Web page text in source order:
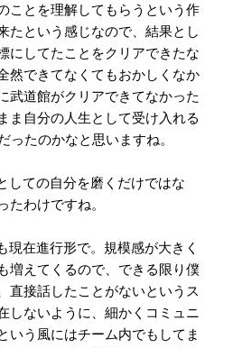
ことを理解してもらうという作
たという感じなので、結果とし
にしてたことをクリアできたな
然できてなくてもおかしくなか
武道館がクリアできてなかった
ま自分の人生として受け入れる
ったのかなと思いますね。
しての自分を磨くだけではな
たわけですね。
在進行形で。規模感が大きく
増えてくるので、できる限り僕
直接話したことがないというス
しないように、細かくコミュニ
いう風にはチーム内でもしてま